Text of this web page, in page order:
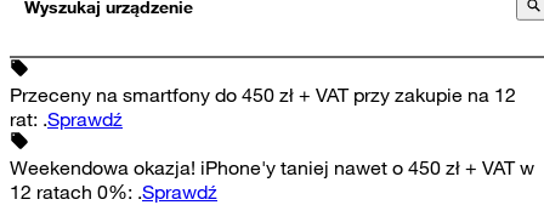
Wyszukaj urządzenie
Przeceny na smartfony do 450 zł + VAT przy zakupie na 12
rat: .Sprawdź
Weekendowa okazja! iPhone'y taniej nawet o 450 zł + VAT w
12 ratach 0%: .Sprawdź